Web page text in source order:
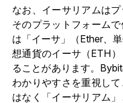
なお、イーサリアムは
そのプラットフォーム
は「イーサ」（Ether、
想通貨のイーサ（ETH
ることがあります。
わかりやすさを重視し
はなく「イーサリアム